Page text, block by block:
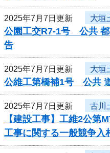
2025年7月7日更新 大垣
公園工交R7-1号 公共 都
告
2025年7月7日更新 大垣
公維工第橋補1号 公共
2025年7月7日更新 古川
【建設工事】工維2公
工事に関する一般競争入